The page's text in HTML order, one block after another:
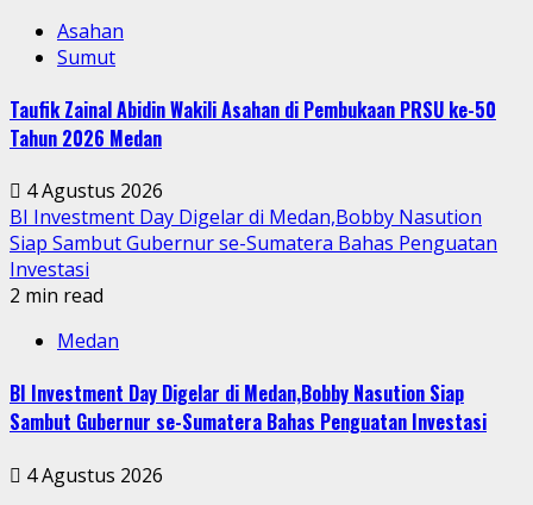
Asahan
Sumut
Taufik Zainal Abidin Wakili Asahan di Pembukaan PRSU ke-50
Tahun 2026 Medan
4 Agustus 2026
BI Investment Day Digelar di Medan,Bobby Nasution
Siap Sambut Gubernur se-Sumatera Bahas Penguatan
Investasi
2 min read
Medan
BI Investment Day Digelar di Medan,Bobby Nasution Siap
Sambut Gubernur se-Sumatera Bahas Penguatan Investasi
4 Agustus 2026